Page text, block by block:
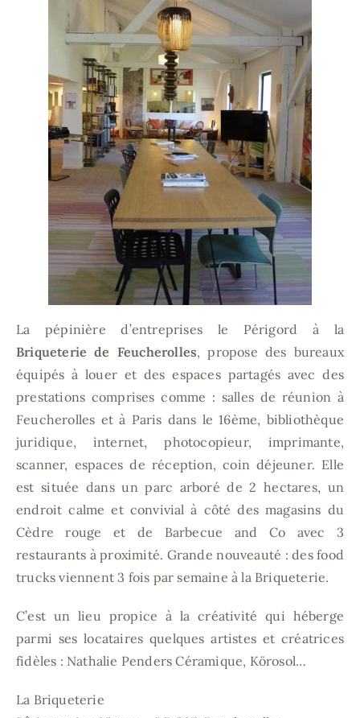
La pépinière d’entreprises le Périgord à la
Briqueterie de Feucherolles, propose des bureaux
équipés à louer et des espaces partagés avec des
prestations comprises comme : salles de réunion à
Feucherolles et à Paris dans le 16ème, bibliothèque
juridique, internet, photocopieur, imprimante,
scanner, espaces de réception, coin déjeuner. Elle
est située dans un parc arboré de 2 hectares, un
endroit calme et convivial à côté des magasins du
Cèdre rouge et de Barbecue and Co avec 3
restaurants à proximité. Grande nouveauté : des food
trucks viennent 3 fois par semaine à la Briqueterie.
C’est un lieu propice à la créativité qui héberge
parmi ses locataires quelques artistes et créatrices
fidèles : Nathalie Penders Céramique, Körosol…
La Briqueterie